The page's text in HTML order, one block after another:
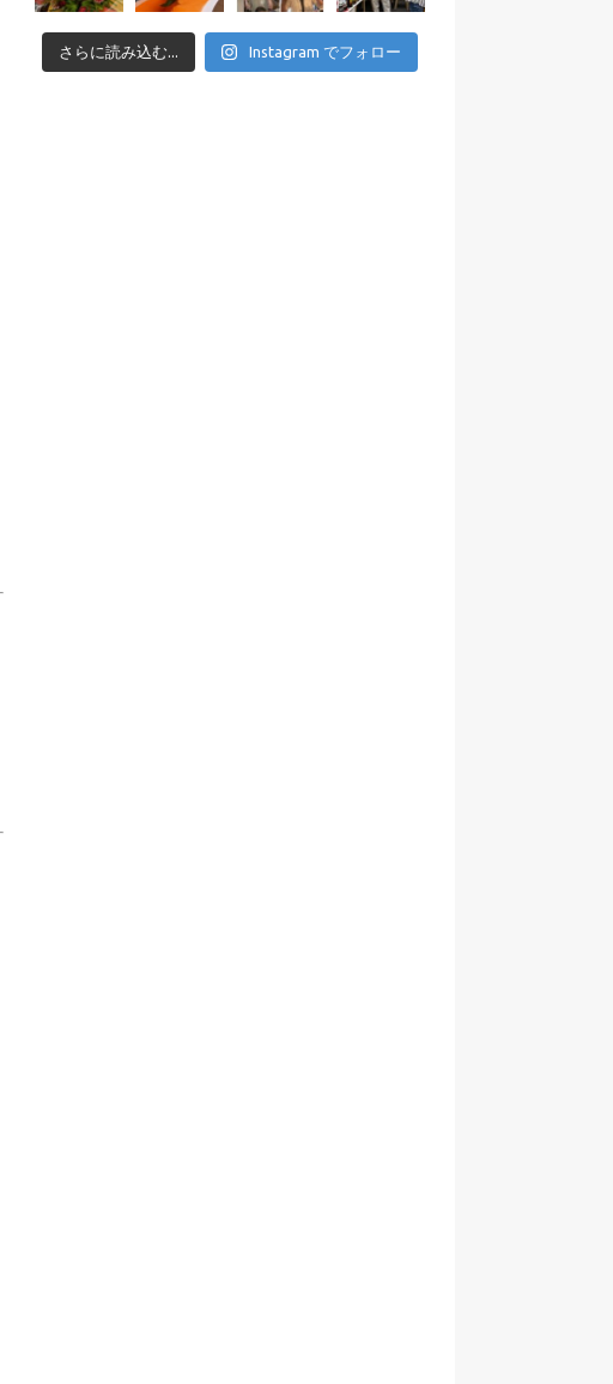
さらに読み込む... Instagram でフォロー